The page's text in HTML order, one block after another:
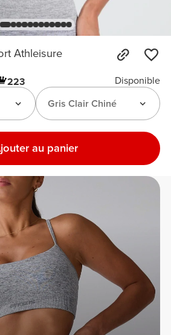
Athleisure
223
Disponible
Gris Clair Chiné
au panier